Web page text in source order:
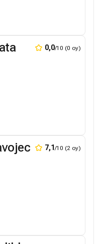
0,0/10 (0 oy)
7,1 /10 (2 oy)